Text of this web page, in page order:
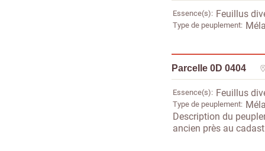
Essence(s) Feuillus
Type de peuplement
Parcelle 0D 0404
Essence(s) Feuillus
Type de peuplement
Description du
ancien près au